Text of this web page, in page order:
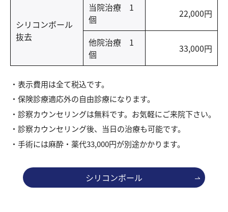
シリコンボール
抜去
当院治療 1
個
22,000円
他院治療 1
個
33,000円
表示費用は全て税込です。
保険診療適応外の自由診療になります。
診察カウンセリングは無料です。お気軽にご来院下さい。
診察カウンセリング後、当日の治療も可能です。
手術には麻酔・薬代33,000円が別途かかります。
シリコンボール